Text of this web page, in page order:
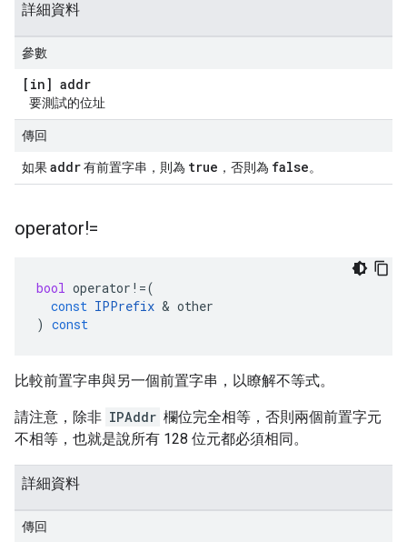
詳細資料
參數
[in] addr
要測試的位址
傳回
如果addr有前置字串，則為 true ，否則為 false。
operator!=
bool operator !=(
const IPPrefix & other
) const
比較前置字串與另一個前置字串，以瞭解不等式。
請注意，除非 IPAddr 欄位完全相等，否則兩個前置字元
不相等，也就是說所有 128 位元都必須相同。
詳細資料
傳回